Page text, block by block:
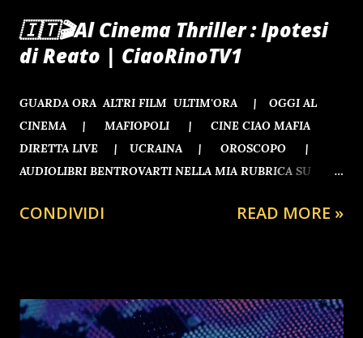
🇮🇹🎬Al Cinema Thriller : Ipotesi
di Reato | CiaoRinoTV1
GUARDA ORA ALTRI FILM ULTIM'ORA | OGGI AL
CINEMA | MAFIOPOLI | CINE CIAO MAFIA
DIRETTA LIVE | UCRAINA | OROSCOPO |
AUDIOLIBRI BENTROVARTI NELLA MIA RUBRICA SU
CONDIVIDI READ MORE »